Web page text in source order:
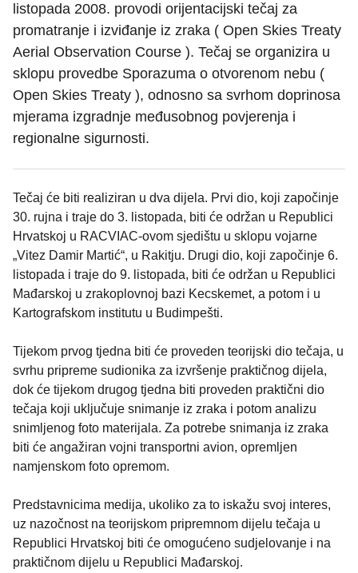
listopada 2008. provodi orijentacijski tečaj za
promatranje i izviđanje iz zraka ( Open Skies Treaty
Aerial Observation Course ). Tečaj se organizira u
sklopu provedbe Sporazuma o otvorenom nebu (
Open Skies Treaty ), odnosno sa svrhom doprinosa
mjerama izgradnje međusobnog povjerenja i
regionalne sigurnosti.
Tečaj će biti realiziran u dva dijela. Prvi dio, koji započinje
30. rujna i traje do 3. listopada, biti će održan u Republici
Hrvatskoj u RACVIAC-ovom sjedištu u sklopu vojarne
„Vitez Damir Martić“, u Rakitju. Drugi dio, koji započinje 6.
listopada i traje do 9. listopada, biti će održan u Republici
Mađarskoj u zrakoplovnoj bazi Kecskemet, a potom i u
Kartografskom institutu u Budimpešti.
Tijekom prvog tjedna biti će proveden teorijski dio tečaja, u
svrhu pripreme sudionika za izvršenje praktičnog dijela,
dok će tijekom drugog tjedna biti proveden praktični dio
tečaja koji uključuje snimanje iz zraka i potom analizu
snimljenog foto materijala. Za potrebe snimanja iz zraka
biti će angažiran vojni transportni avion, opremljen
namjenskom foto opremom.
Predstavnicima medija, ukoliko za to iskažu svoj interes,
uz nazočnost na teorijskom pripremnom dijelu tečaja u
Republici Hrvatskoj biti će omogućeno sudjelovanje i na
praktičnom dijelu u Republici Mađarskoj.